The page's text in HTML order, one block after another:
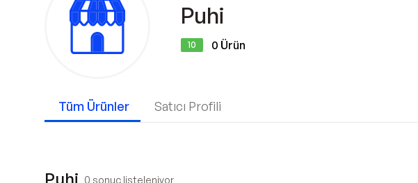
Puhi
10 0 Ürün
Tüm Ürünler Satıcı Profili
Puhi 0 sonuç listeleniyor